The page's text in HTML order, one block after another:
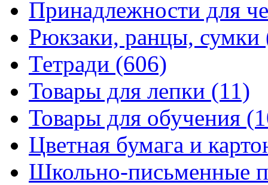
Принадлежности для
Рюкзаки, ранцы, сумки
Тетради (606)
Товары для лепки (11)
Товары для обучения
Цветная бумага и
Школьно-письменные